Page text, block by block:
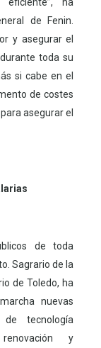
de Fenin.
y asegurar el
toda su
si cabe en el
de costes
asegurar el
de toda
Sagrario de la
de Toledo, ha
nuevas
tecnología
y